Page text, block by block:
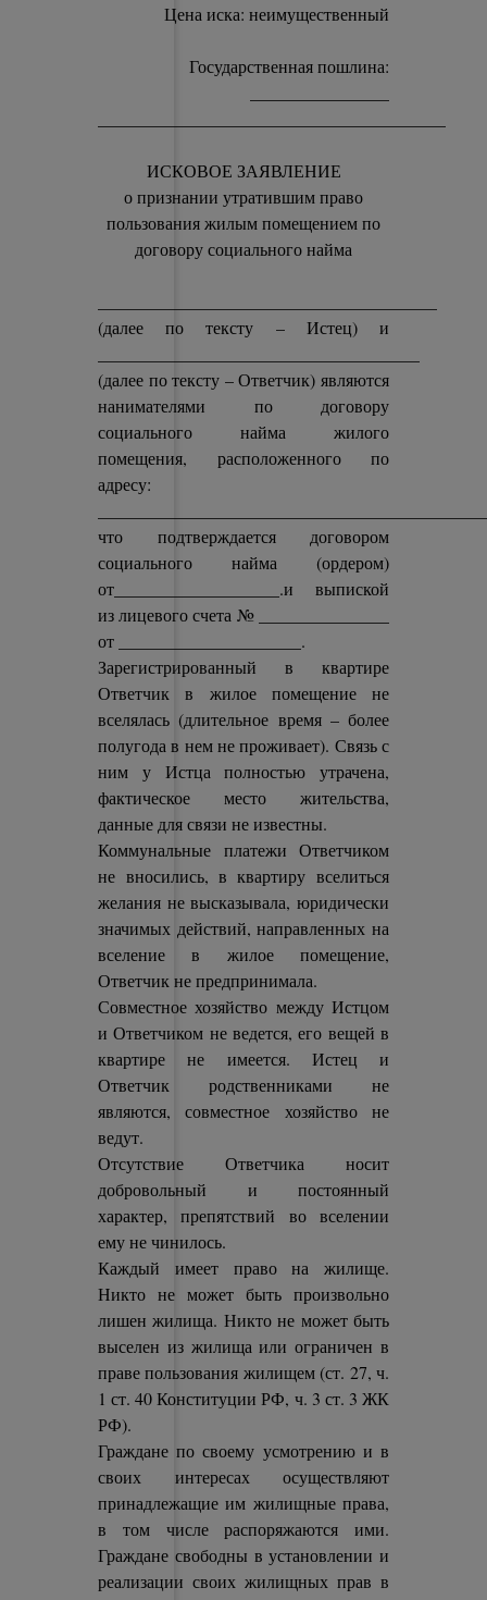
Цена иска: неимущественный
Государственная пошлина:
ИСКОВОЕ ЗАЯВЛЕНИЕ
о признании утратившим право
пользования жилым помещением по
договору социального найма
(далее по тексту – Истец) и
(далее по тексту – Ответчик) являются
нанимателями по договору
социального найма жилого
помещения, расположенного по
адресу:
что подтверждается договором
социального найма (ордером)
от___________________.и выпиской
из лицевого счета № _______________
от _____________________.
Зарегистрированный в квартире
Ответчик в жилое помещение не
вселялась (длительное время – более
полугода в нем не проживает). Связь с
ним у Истца полностью утрачена,
фактическое место жительства,
данные для связи не известны.
Коммунальные платежи Ответчиком
не вносились, в квартиру вселиться
желания не высказывала, юридически
значимых действий, направленных на
вселение в жилое помещение,
Ответчик не предпринимала.
Совместное хозяйство между Истцом
и Ответчиком не ведется, его вещей в
квартире не имеется. Истец и
Ответчик родственниками не
являются, совместное хозяйство не
ведут.
Отсутствие Ответчика носит
добровольный и постоянный
характер, препятствий во вселении
ему не чинилось.
Каждый имеет право на жилище.
Никто не может быть произвольно
лишен жилища. Никто не может быть
выселен из жилища или ограничен в
праве пользования жилищем (ст. 27, ч.
1 ст. 40 Конституции РФ, ч. 3 ст. 3 ЖК
РФ).
Граждане по своему усмотрению и в
своих интересах осуществляют
принадлежащие им жилищные права,
в том числе распоряжаются ими.
Граждане свободны в установлении и
реализации своих жилищных прав в